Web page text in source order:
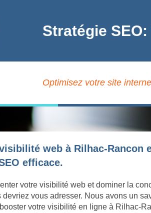
Stratégie
Optimisez votre site
web à Rilhac-Rancon
efficace.
votre visibilité web et dominer la
devriez vous adresser. Nous avons un
votre visibilité en ligne à Rilhac-